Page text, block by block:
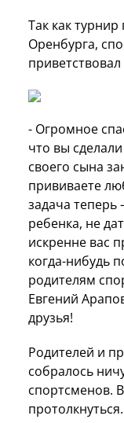
Так как
Оренбурга,
- Огромное
что вы
своего сына
прививаете
задача теперь
ребенка, не
искренне вас
когда-нибудь
родителям
Евгений
друзья!
Родителей и
собралось
спортсменов.
протолкнуться.